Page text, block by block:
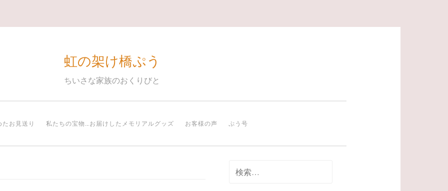
虹の架け橋ぷう
ちいさな家族のおくりびと
お見送り 私たちの宝物…お届けしたメモリアルグッズ お客様の声 ぷう号